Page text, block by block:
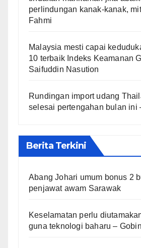
perlindungan kanak-kanak,
Fahmi
Malaysia mesti capai
10 terbaik Indeks Keamanan
Saifuddin Nasution
Rundingan import udang
selesai pertengahan bulan ini
Berita Terkini
Abang Johari umum bonus 2
penjawat awam Sarawak
Keselamatan perlu
guna teknologi baharu –